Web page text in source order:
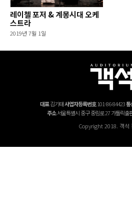
레이첼 포저 & 계몽시대 오케
스트라
2019년 7월 1일
대표김기태사업자등록번호101-86-84423통
주소서울특별시 중구 중림로 27 가톨릭출
Copyright 2018. 객석